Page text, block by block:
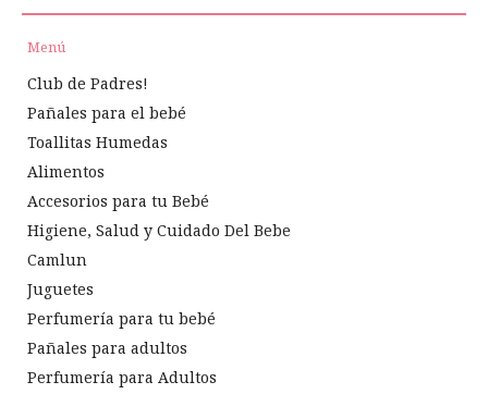
Menú
Club de Padres!
Pañales para el bebé
Toallitas Humedas
Alimentos
Accesorios para tu Bebé
Higiene, Salud y Cuidado Del Bebe
Camlun
Juguetes
Perfumería para tu bebé
Pañales para adultos
Perfumería para Adultos